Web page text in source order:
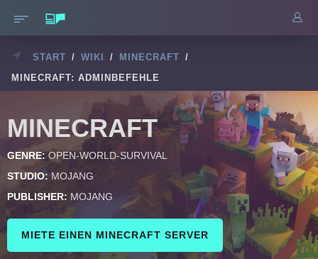
START / WIKI / MINECRAFT /
MINECRAFT: ADMINBEFEHLE
MINECRAFT
GENRE: OPEN-WORLD-SURVIVAL
STUDIO: MOJANG
PUBLISHER: MOJANG
MIETE EINEN MINECRAFT SERVER